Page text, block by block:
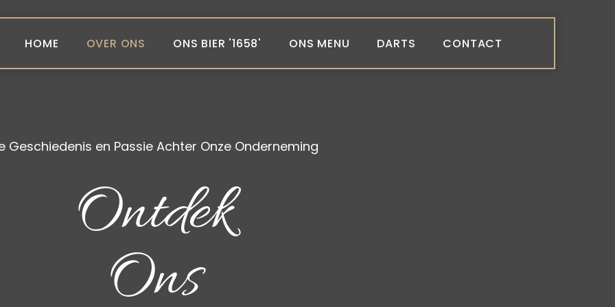
HOME OVER ONS ONS BIER '1658' ONS MENU DARTS CONTACT
Geschiedenis en Passie Achter Onze Onderneming
Ontdek
Ons